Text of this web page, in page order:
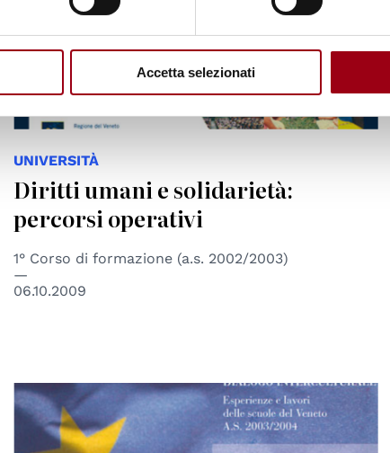
Accetta selezionati
UNIVERSITÀ
Diritti umani e solidarietà:
percorsi operativi
1° Corso di formazione (a.s. 2002/2003)
06.10.2009